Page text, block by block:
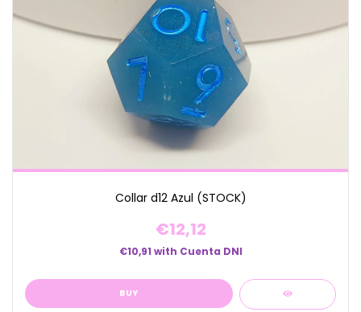
Collar d12 Azul (STOCK)
€12,12
€10,91 with Cuenta DNI